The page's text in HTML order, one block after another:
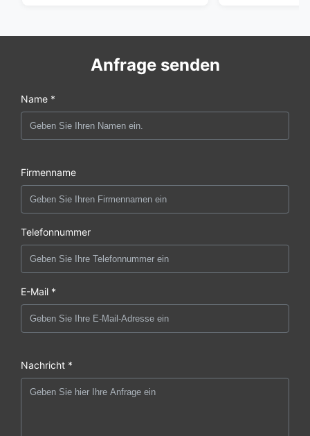
Anfrage senden
Name *
Firmenname
Telefonnummer
E-Mail *
Nachricht *